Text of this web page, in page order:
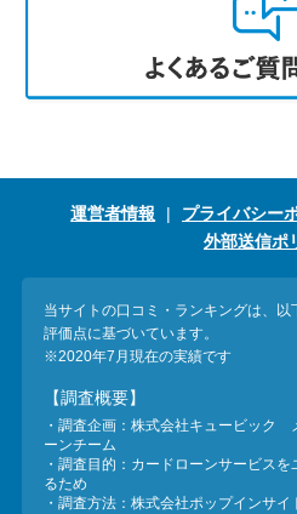
運営者情報 プライバシー
外部送信ポ
当サイトの口コミ・ランキングは、
評価点に基づいています。
※2020年7月現在の実績です
【調査概要】
・調査企画：株式会社キュービック
ーンチーム
・調査目的：カードローンサービス
るため
・調査方法：株式会社ポップインサ